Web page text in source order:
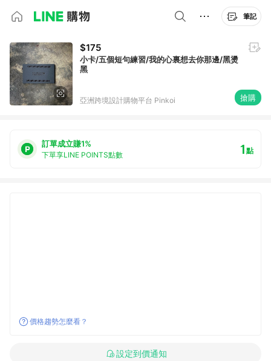
筆記
$175
小卡/五個短句練習/我的心裏想去你那邊/黑燙
黑
亞洲跨境設計購物平台 Pinkoi 搶購
訂單成立賺1%
下單享LINE POINTS點數 1點
價格趨勢怎麼看？
設定到價通知